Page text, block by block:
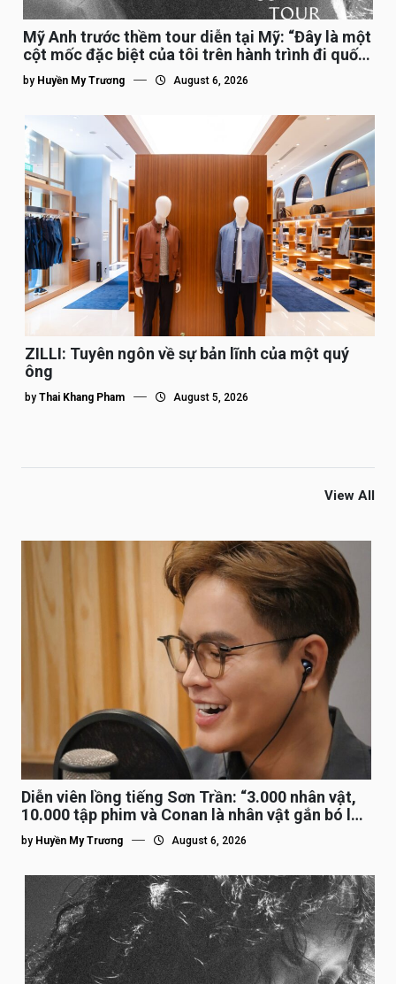
Mỹ Anh trước thềm tour diễn tại Mỹ: “Đây là một
cột mốc đặc biệt của tôi trên hành trình đi quốc
tế”
by Huyền My Trương August 6, 2026
ZILLI: Tuyên ngôn về sự bản lĩnh của một quý
ông
by Thai Khang Pham August 5, 2026
View All
Diễn viên lồng tiếng Sơn Trần: “3.000 nhân vật,
10.000 tập phim và Conan là nhân vật gắn bó lâu
nhất”
by Huyền My Trương August 6, 2026